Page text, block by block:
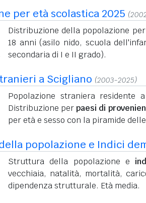
per età scolastica 2025
Distribuzione della popolazione
18 anni (asilo nido, scuola
secondaria di I e II grado).
a Scigliano (2003-2025)
Popolazione straniera residente
Distribuzione perpaesi di
per età e sesso con la piramide
popolazione e Indici
Struttura della popolazione e
vecchiaia, natalità, mortalità,
dipendenza strutturale. Età media.